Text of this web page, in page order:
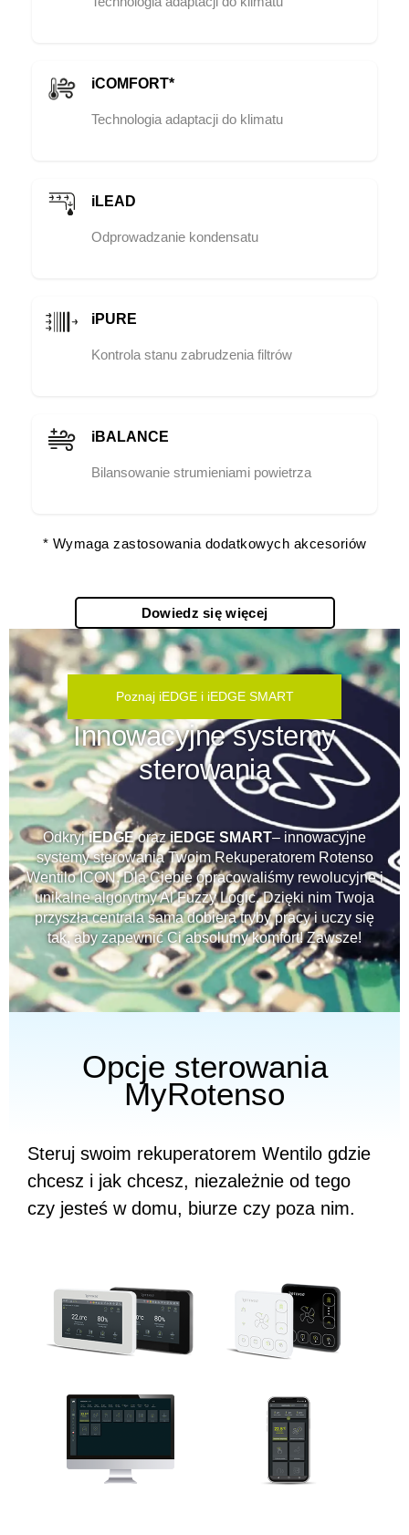
iCOMFORT*
Technologia adaptacji do klimatu
iLEAD
Odprowadzanie kondensatu
iPURE
Kontrola stanu zabrudzenia filtrów
iBALANCE
Bilansowanie strumieniami powietrza
* Wymaga zastosowania dodatkowych akcesoriów
Dowiedz się więcej
Innowacyjne systemy
sterowania
OdkryjiEDGEoraziEDGE SMART– innowacyjne
systemy sterowania Twoim Rekuperatorem Rotenso
Wentilo ICON. Dla Ciebie opracowaliśmy rewolucyjne i
unikalne algorytmy Al Fuzzy Logic. Dzięki nim Twoja
przyszła centrala sama dobiera tryby pracy i uczy się
tak, aby zapewnić Ci absolutny komfort! Zawsze!
Poznaj iEDGE i iEDGE SMART
Opcje sterowania
MyRotenso
Steruj swoim rekuperatorem Wentilo gdzie
chcesz i jak chcesz, niezależnie od tego
czy jesteś w domu, biurze czy poza nim.